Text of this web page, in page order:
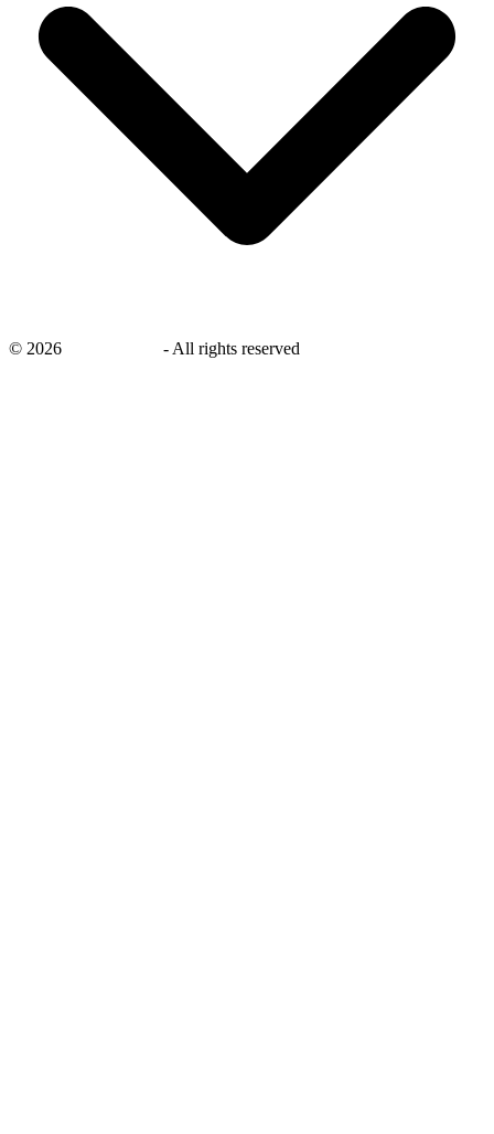
© 2026 - All rights reserved